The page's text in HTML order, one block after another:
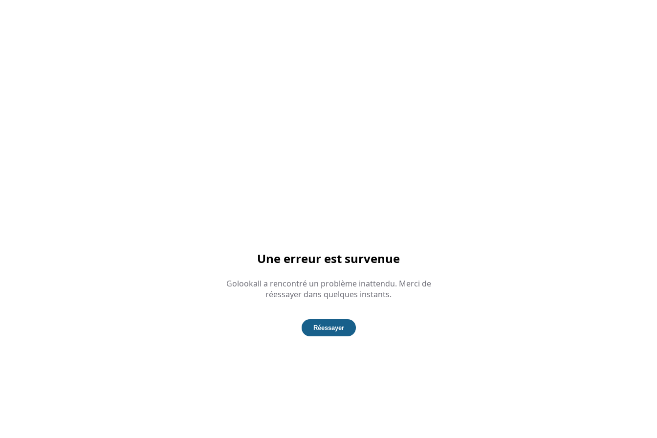
Une erreur est survenue
Golookall a rencontré un problème inattendu. Merci de
réessayer dans quelques instants.
Réessayer